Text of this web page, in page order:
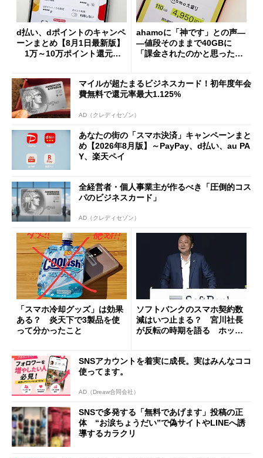
d払い、dポイントのキャンペ
ーンまとめ【8月1日最新版】
1万～10万ポイント還元の
ahamoに「神です」との声―
―値段そのままで40GBに
「課金されたのかと思った」
マイルが超たまるビジネスカード！初年度年会
費無料で還元率最大1.125%
AD（クレディセゾン）
あなたの街の「スマホ決済」キャンペーンまと
め【2026年8月版】～PayPay、d払い、au PA
Y、楽天ペイ
全経営者・個人事業主が作るべき「圧倒的コス
パのビジネスカード」
AD（クレディセゾン）
「スマホ冷却グッズ」は効果
ある？ 炎天下で3製品を使
って分かったこと
ソフトバンクのスマホ契約数
減はいつ止まる？ 宮川社長
が反転の時期を語る ホッピ
SNSアカウントを着実に成長。実はみんなココ
使ってます。
AD（Dreaw合同会社）
SNSで多発する「無料であげます」投稿の正
体 “お涙ちょうだい”で偽サイトやLINEへ誘
導するカラクリ